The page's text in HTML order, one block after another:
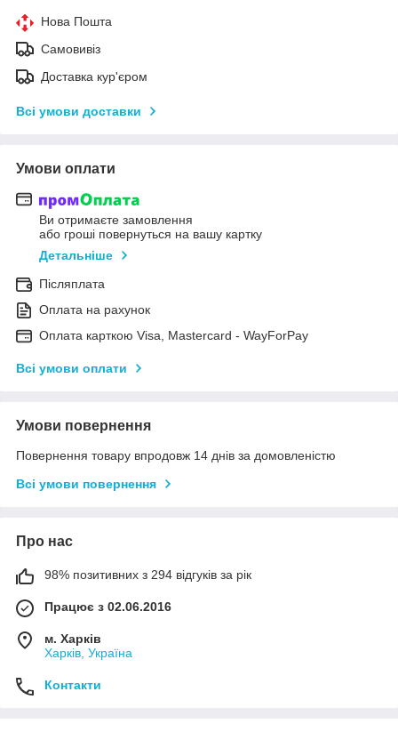
Нова Пошта
Самовивіз
Доставка кур'єром
Всі умови доставки
Умови оплати
Ви отримаєте замовлення
або гроші повернуться на вашу картку
Детальніше
Післяплата
Оплата на рахунок
Оплата карткою Visa, Mastercard - WayForPay
Всі умови оплати
Умови повернення
Повернення товару впродовж 14 днів за домовленістю
Всі умови повернення
Про нас
98% позитивних з 294 відгуків за рік
Працює з 02.06.2016
м. Харків
Харків, Україна
Контакти